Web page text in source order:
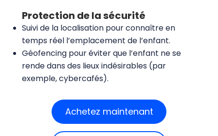
Protection de la sécurité
Suivi de la localisation pour connaître en
temps réel l’emplacement de l’enfant.
Géofencing pour éviter que l’enfant ne se
rende dans des lieux indésirables (par
exemple, cybercafés).
Achetez maintenant